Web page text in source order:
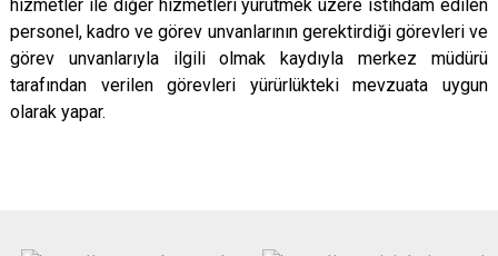
hizmetler ile diğer hizmetleri yürütmek üzere istihdam edilen
personel, kadro ve görev unvanlarının gerektirdiği görevleri ve
görev unvanlarıyla ilgili olmak kaydıyla merkez müdürü
tarafından verilen görevleri yürürlükteki mevzuata uygun
olarak yapar.